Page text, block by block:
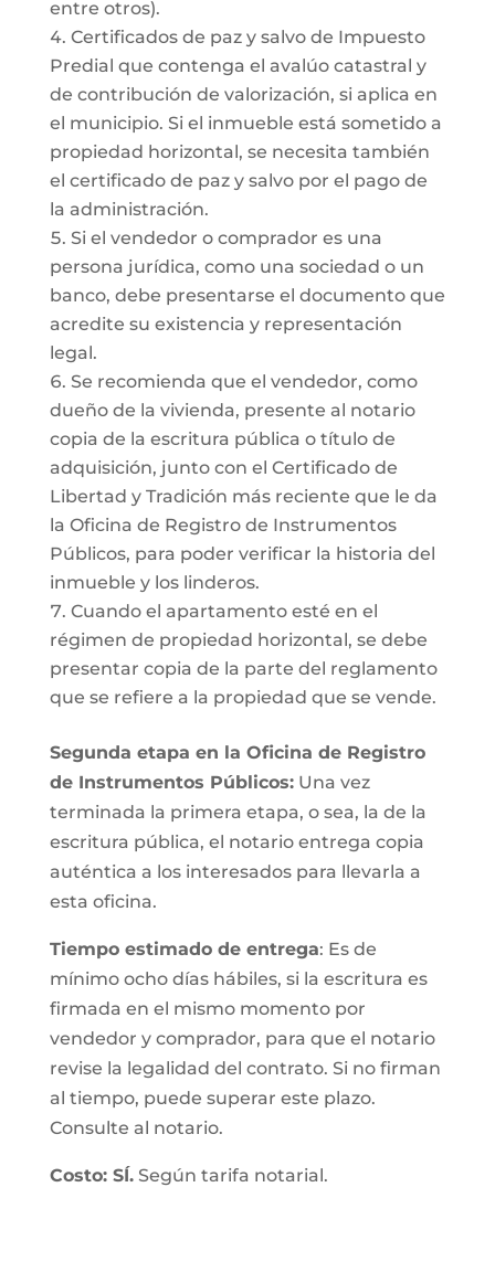
entre otros).
Certificados de paz y salvo de Impuesto
Predial que contenga el avalúo catastral y
de contribución de valorización, si aplica en
el municipio. Si el inmueble está sometido a
propiedad horizontal, se necesita también
el certificado de paz y salvo por el pago de
la administración.
Si el vendedor o comprador es una
persona jurídica, como una sociedad o un
banco, debe presentarse el documento que
acredite su existencia y representación
legal.
Se recomienda que el vendedor, como
dueño de la vivienda, presente al notario
copia de la escritura pública o título de
adquisición, junto con el Certificado de
Libertad y Tradición más reciente que le da
la Oficina de Registro de Instrumentos
Públicos, para poder verificar la historia del
inmueble y los linderos.
Cuando el apartamento esté en el
régimen de propiedad horizontal, se debe
presentar copia de la parte del reglamento
que se refiere a la propiedad que se vende.
Segunda etapa en la Oficina de Registro
de Instrumentos Públicos:Una vez
terminada la primera etapa, o sea, la de la
escritura pública, el notario entrega copia
auténtica a los interesados para llevarla a
esta oficina.
Tiempo estimado de entrega: Es de
mínimo ocho días hábiles, si la escritura es
firmada en el mismo momento por
vendedor y comprador, para que el notario
revise la legalidad del contrato. Si no firman
al tiempo, puede superar este plazo.
Consulte al notario.
Costo: SÍ.Según tarifa notarial.